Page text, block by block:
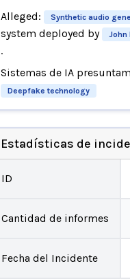
Alleged: Synthetic audio
system deployed by
John
.
Sistemas de IA
Deepfake technology
Estadísticas de
ID
Cantidad de informes
Fecha del Incidente